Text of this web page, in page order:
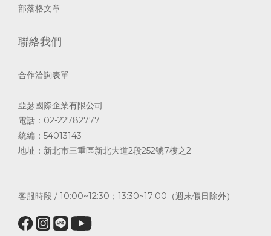
部落格文章
聯絡我們
合作洽詢表單
亞瑟國際企業有限公司
電話：02-22782777
統編：54013143
地址：新北市三重區新北大道2段252號7樓之2
客服時段 / 10:00~12:30；13:30~17:00（週末假日除外）